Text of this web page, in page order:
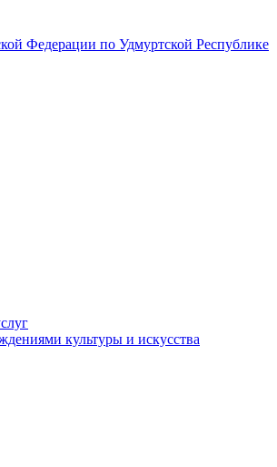
Федерации по Удмуртской Республике
культуры и искусства